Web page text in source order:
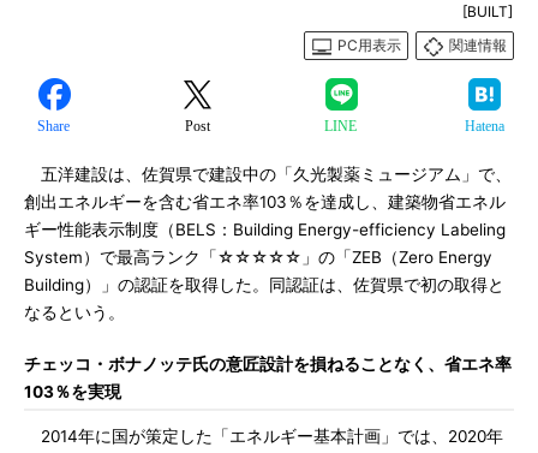
[BUILT]
PC用表示
関連情報
Share Post LINE Hatena
五洋建設は、佐賀県で建設中の「久光製薬ミュージアム」で、
創出エネルギーを含む省エネ率103％を達成し、建築物省エネル
ギー性能表示制度（BELS：Building Energy-efficiency Labeling
System）で最高ランク「☆☆☆☆☆」の「ZEB（Zero Energy
Building）」の認証を取得した。同認証は、佐賀県で初の取得と
なるという。
チェッコ・ボナノッテ氏の意匠設計を損ねることなく、省エネ率
103％を実現
2014年に国が策定した「エネルギー基本計画」では、2020年